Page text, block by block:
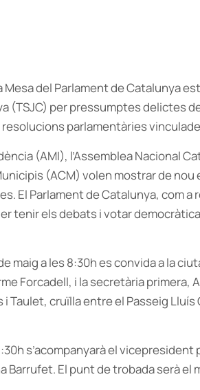
Mesa del Parlament de Catalunya
(TSJC) per pressumptes delictes
parlamentàries
(AMI), l’Assemblea Nacional
(ACM) volen mostrar de nou
El Parlament de Catalunya, com a
tenir els debats i votar
maig a les 8:30h es convida a la
Forcadell, i la secretària primera,
Taulet, cruïlla entre el Passeig Lluís
s’acompanyarà el vicepresident
Barrufet. El punt de trobada serà el